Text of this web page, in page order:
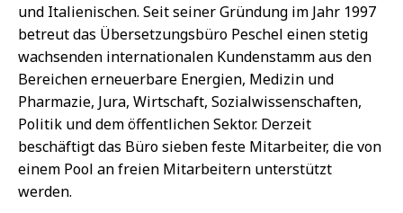
und Italienischen. Seit seiner Gründung im Jahr 1997
betreut das Übersetzungsbüro Peschel einen stetig
wachsenden internationalen Kundenstamm aus den
Bereichen erneuerbare Energien, Medizin und
Pharmazie, Jura, Wirtschaft, Sozialwissenschaften,
Politik und dem öffentlichen Sektor. Derzeit
beschäftigt das Büro sieben feste Mitarbeiter, die von
einem Pool an freien Mitarbeitern unterstützt
werden.